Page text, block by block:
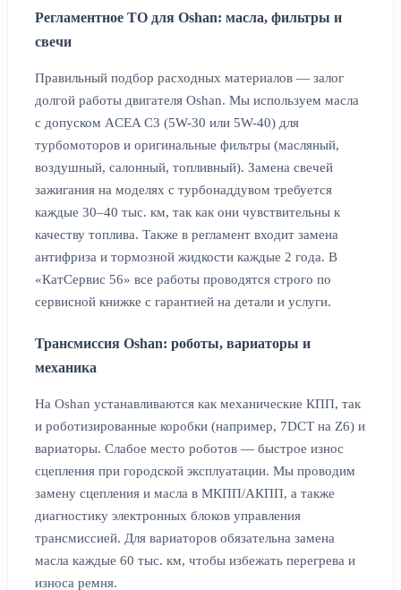
Регламентное ТО для Oshan: масла, фильтры и
свечи
Правильный подбор расходных материалов — залог
долгой работы двигателя Oshan. Мы используем масла
с допуском ACEA C3 (5W-30 или 5W-40) для
турбомоторов и оригинальные фильтры (масляный,
воздушный, салонный, топливный). Замена свечей
зажигания на моделях с турбонаддувом требуется
каждые 30–40 тыс. км, так как они чувствительны к
качеству топлива. Также в регламент входит замена
антифриза и тормозной жидкости каждые 2 года. В
«КатСервис 56» все работы проводятся строго по
сервисной книжке с гарантией на детали и услуги.
Трансмиссия Oshan: роботы, вариаторы и
механика
На Oshan устанавливаются как механические КПП, так
и роботизированные коробки (например, 7DCT на Z6) и
вариаторы. Слабое место роботов — быстрое износ
сцепления при городской эксплуатации. Мы проводим
замену сцепления и масла в МКПП/АКПП, а также
диагностику электронных блоков управления
трансмиссией. Для вариаторов обязательна замена
масла каждые 60 тыс. км, чтобы избежать перегрева и
износа ремня.